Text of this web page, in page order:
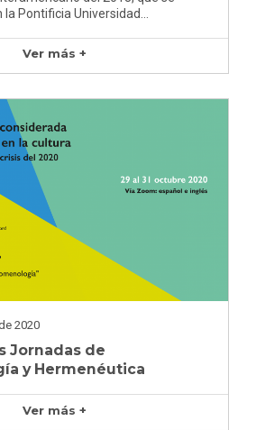
Pontificia Universidad…
Ver más +
2020
Jornadas de
y Hermenéutica
Ver más +